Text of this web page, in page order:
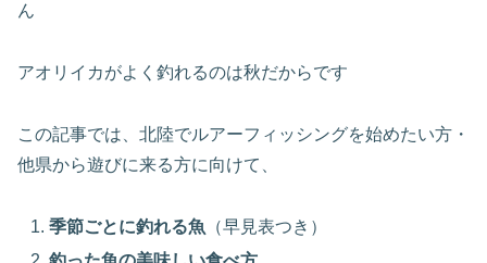
ん
アオリイカがよく釣れるのは秋だからです
この記事では、北陸でルアーフィッシングを始めたい方・
他県から遊びに来る方に向けて、
季節ごとに釣れる魚 （早見表つき）